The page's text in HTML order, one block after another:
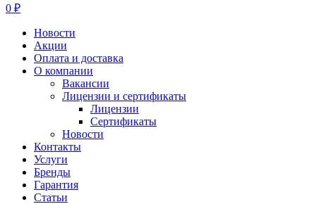
0 ₽
Новости
Акции
Оплата и доставка
О компании
Вакансии
Лицензии и сертификаты
Лицензии
Сертификаты
Новости
Контакты
Услуги
Бренды
Гарантия
Статьи